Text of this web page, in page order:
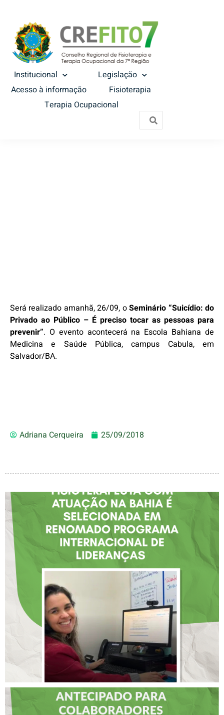
Institucional
Legislação
Acesso à informação
Fisioterapia
Terapia Ocupacional
Será realizado amanhã, 26/09, oSeminário “Suicídio: do
Privado ao Público – É preciso tocar as pessoas para
prevenir”. O evento acontecerá na Escola Bahiana de
Medicina e Saúde Pública, campus Cabula, em
Salvador/BA.
Adriana Cerqueira 25/09/2018
FISIOTERAPEUTA COM
ATUAÇÃO NA BAHIA É
SELECIONADA EM
RENOMADO PROGRAMA
INTERNACIONAL DE
LIDERANÇAS